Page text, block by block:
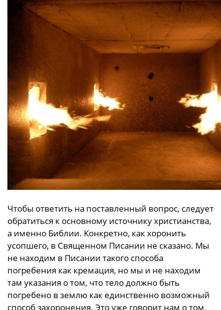
Чтобы ответить на поставленный вопрос, следует
обратиться к основному источнику христианства,
а именно Библии. Конкретно, как хоронить
усопшего, в Священном Писании не сказано. Мы
не находим в Писании такого способа
погребения как кремация, но мы и не находим
там указания о том, что тело должно быть
погребено в землю как единственно возможный
способ захоронения. Это уже говорит нам о том,